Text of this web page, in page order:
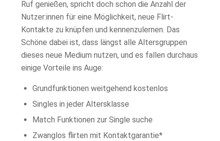
Ruf genießen, spricht doch schon die Anzahl der
Nutzer:innen für eine Möglichkeit, neue Flirt-
Kontakte zu knüpfen und kennenzulernen. Das
Schöne dabei ist, dass längst alle Altersgruppen
dieses neue Medium nutzen, und es fallen durchaus
einige Vorteile ins Auge:
Grundfunktionen weitgehend kostenlos
Singles in jeder Altersklasse
Match Funktionen zur Single suche
Zwanglos flirten mit Kontaktgarantie*